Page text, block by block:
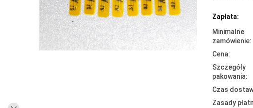
Zapłata:
Minimalne
zamówienie:
Cena:
Szczegóły
pakowania:
Czas
Zasady